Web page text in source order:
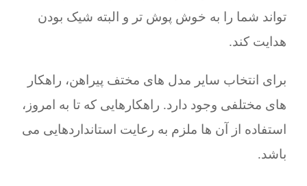
تواند شما را به خوش پوش تر و البته شیک بودن
هدایت کند.
برای انتخاب سایر مدل های مختف پیراهن، راهکار
های مختلفی وجود دارد. راهکارهایی که تا به امروز،
استفاده از آن ها ملزم به رعایت استانداردهایی می
باشد.